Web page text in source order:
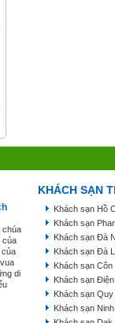
chúa
của
của
di
KHÁCH SẠN
Khách sạn Hồ
Khách sạn
Khách sạn Đà
Khách sạn Đà
Khách sạn
Khách sạn
Khách sạn
Khách sạn